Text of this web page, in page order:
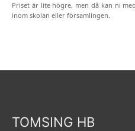
Priset är lite högre, men då kan ni
inom skolan eller församlingen.
TOMSING HB